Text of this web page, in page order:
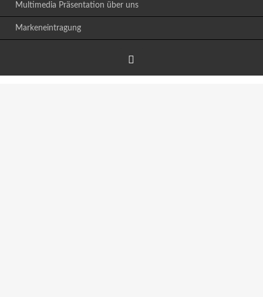
Multimedia Präsentation über uns
Markeneintragung